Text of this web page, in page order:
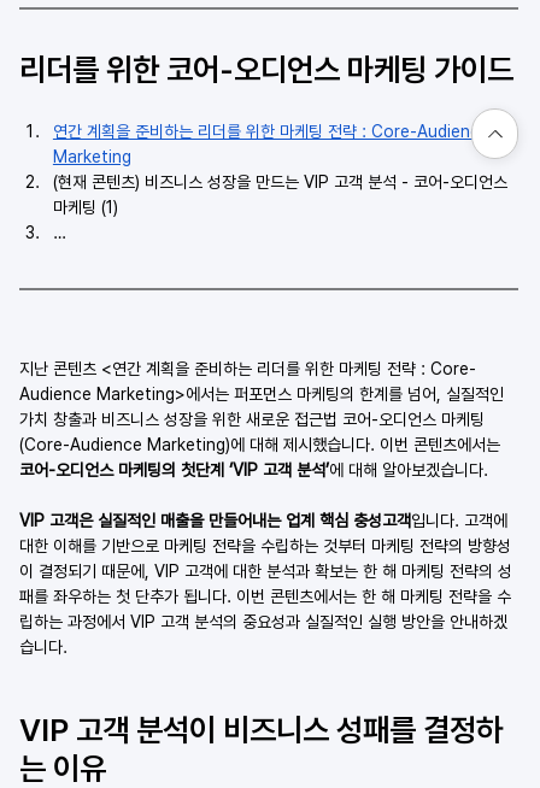
리더를 위한 코어-오디언스 마케팅 가이드
연간 계획을 준비하는 리더를 위한 마케팅 전략 : Core-Audience
Marketing
(현재 콘텐츠) 비즈니스 성장을 만드는 VIP 고객 분석 - 코어-오디언스
마케팅 (1)
…
지난 콘텐츠 <연간 계획을 준비하는 리더를 위한 마케팅 전략 : Core-
Audience Marketing>에서는 퍼포먼스 마케팅의 한계를 넘어, 실질적인
가치 창출과 비즈니스 성장을 위한 새로운 접근법 코어-오디언스 마케팅
(Core-Audience Marketing)에 대해 제시했습니다. 이번 콘텐츠에서는
코어-오디언스 마케팅의 첫단계 ‘VIP 고객 분석’에 대해 알아보겠습니다.
VIP 고객은 실질적인 매출을 만들어내는 업계 핵심 충성고객입니다. 고객에
대한 이해를 기반으로 마케팅 전략을 수립하는 것부터 마케팅 전략의 방향성
이 결정되기 때문에, VIP 고객에 대한 분석과 확보는 한 해 마케팅 전략의 성
패를 좌우하는 첫 단추가 됩니다. 이번 콘텐츠에서는 한 해 마케팅 전략을 수
립하는 과정에서 VIP 고객 분석의 중요성과 실질적인 실행 방안을 안내하겠
습니다.
VIP 고객 분석이 비즈니스 성패를 결정하
는 이유